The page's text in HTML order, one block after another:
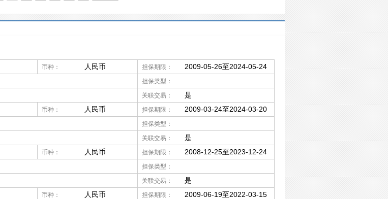
币种： 人民币 担保期限： 2009-05-26至2024-05-24
担保类型：
关联交易： 是
币种： 人民币 担保期限： 2009-03-24至2024-03-20
担保类型：
关联交易： 是
币种： 人民币 担保期限： 2008-12-25至2023-12-24
担保类型：
关联交易： 是
币种： 人民币 担保期限： 2009-06-19至2022-03-15